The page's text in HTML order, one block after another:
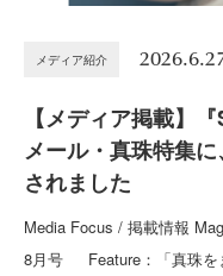
メディア紹介
【メディア掲載】
メール・真珠特集
されました
Media Focus / 掲載情報
8月号 Feature：「真珠を